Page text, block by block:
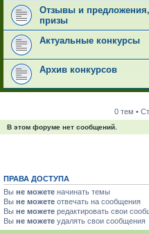
Отзывы и
призы
Актуальные конкурсы
Архив конкурсов
0 тем •
В этом форуме нет сообщений.
ПРАВА ДОСТУПА
Вы не можете начинать темы
Вы не можете отвечать на сообщения
Вы не можете редактировать свои
Вы не можете удалять свои сообщения